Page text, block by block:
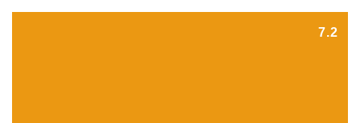
7.2